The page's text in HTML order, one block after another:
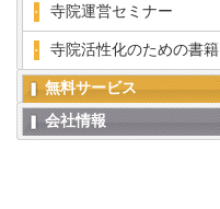
寺院運営セミナー
寺院活性化のための書籍
無料サービス
会社情報